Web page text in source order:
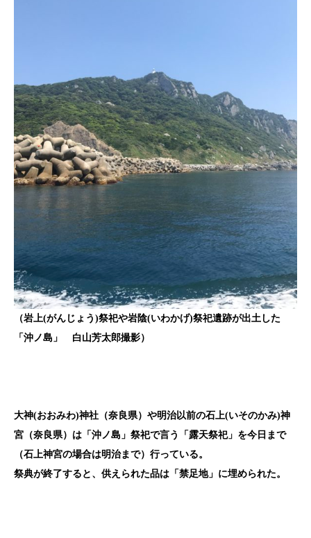
（岩上(がんじょう)祭祀や岩陰(いわかげ)祭祀遺跡が出土した
「沖ノ島」 白山芳太郎撮影）
大神(おおみわ)神社（奈良県）や明治以前の石上(いそのかみ)神
宮（奈良県）は「沖ノ島」祭祀で言う「露天祭祀」を今日まで
（石上神宮の場合は明治まで）行っている。
祭典が終了すると、供えられた品は「禁足地」に埋められた。